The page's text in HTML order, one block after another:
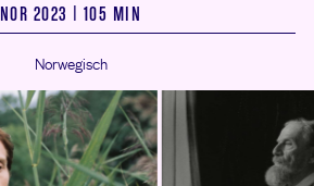
NOR 2023 | 105 MIN
Norwegisch